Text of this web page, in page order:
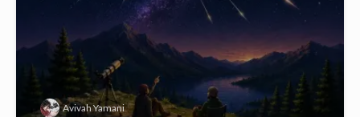
Avivah Yamani